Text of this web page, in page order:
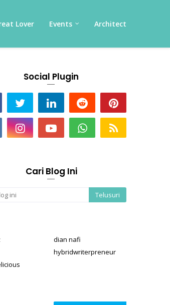
Lover Events Architect
Social Plugin
Cari Blog Ini
dian nafi
hybridwriterpreneur